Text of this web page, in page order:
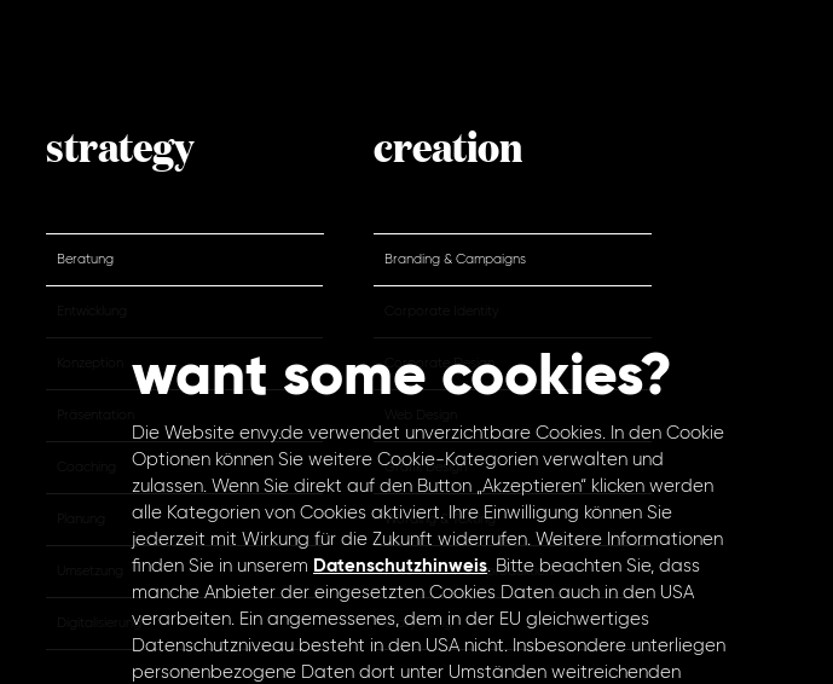
strategy
Beratung
Digitalisierung
creation
Branding & Campaigns
Corporate Design
Grafik Design
Wording & Texting
Foto- und Videoproduktion
Storytelling
want some cookies?
Die Website envy.de verwendet unverzichtbare Cookies. In den Cookie
Optionen können Sie weitere Cookie-Kategorien verwalten und
zulassen. Wenn Sie direkt auf den Button „Akzeptieren“ klicken werden
alle Kategorien von Cookies aktiviert. Ihre Einwilligung können Sie
jederzeit mit Wirkung für die Zukunft widerrufen. Weitere Informationen
finden Sie in unserem Datenschutzhinweis. Bitte beachten Sie, dass
manche Anbieter der eingesetzten Cookies Daten auch in den USA
verarbeiten. Ein angemessenes, dem in der EU gleichwertiges
Datenschutzniveau besteht in den USA nicht. Insbesondere unterliegen
personenbezogene Daten dort unter Umständen weitreichenden